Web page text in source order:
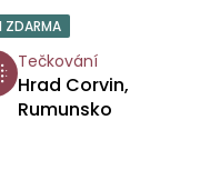
ZDARMA
Tečkování
Hrad Corvin,
Rumunsko